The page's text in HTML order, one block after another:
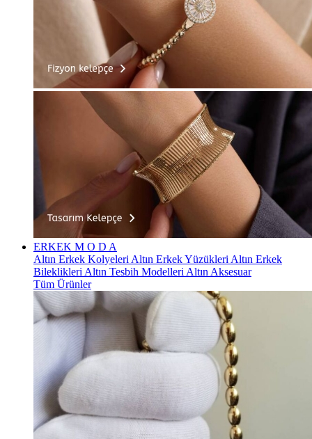
ERKEK M O D A
Altın Erkek Kolyeleri Altın Erkek Yüzükleri Altın Erkek
Bileklikleri Altın Tesbih Modelleri Altın Aksesuar
Tüm Ürünler